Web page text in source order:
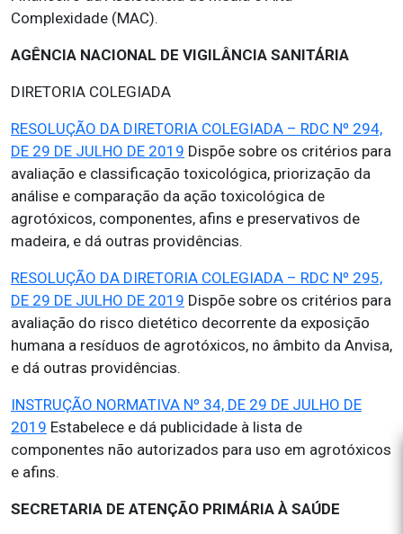
Complexidade (MAC).
AGÊNCIA NACIONAL DE VIGILÂNCIA SANITÁRIA
DIRETORIA COLEGIADA
RESOLUÇÃO DA DIRETORIA COLEGIADA – RDC Nº 294,
DE 29 DE JULHO DE 2019 Dispõe sobre os critérios para
avaliação e classificação toxicológica, priorização da
análise e comparação da ação toxicológica de
agrotóxicos, componentes, afins e preservativos de
madeira, e dá outras providências.
RESOLUÇÃO DA DIRETORIA COLEGIADA – RDC Nº 295,
DE 29 DE JULHO DE 2019 Dispõe sobre os critérios para
avaliação do risco dietético decorrente da exposição
humana a resíduos de agrotóxicos, no âmbito da Anvisa,
e dá outras providências.
INSTRUÇÃO NORMATIVA Nº 34, DE 29 DE JULHO DE
2019 Estabelece e dá publicidade à lista de
componentes não autorizados para uso em agrotóxicos
e afins.
SECRETARIA DE ATENÇÃO PRIMÁRIA À SAÚDE